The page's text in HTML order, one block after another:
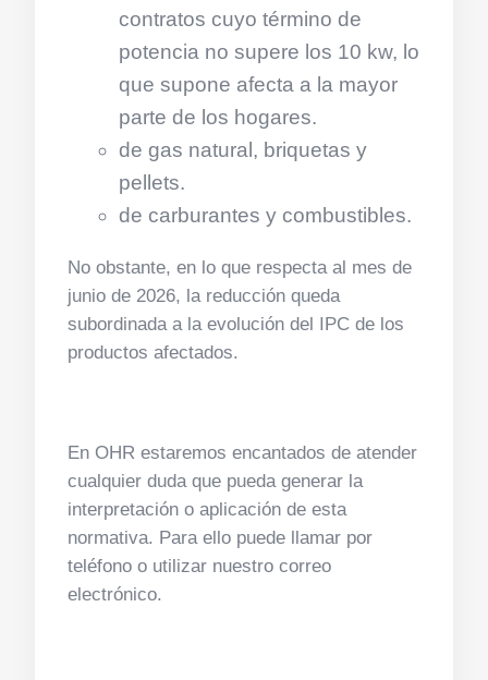
contratos cuyo término de
potencia no supere los 10 kw, lo
que supone afecta a la mayor
parte de los hogares.
de gas natural, briquetas y
pellets.
de carburantes y combustibles.
No obstante, en lo que respecta al mes de
junio de 2026, la reducción queda
subordinada a la evolución del IPC de los
productos afectados.
En OHR estaremos encantados de atender
cualquier duda que pueda generar la
interpretación o aplicación de esta
normativa. Para ello puede llamar por
teléfono o utilizar nuestro correo
electrónico.